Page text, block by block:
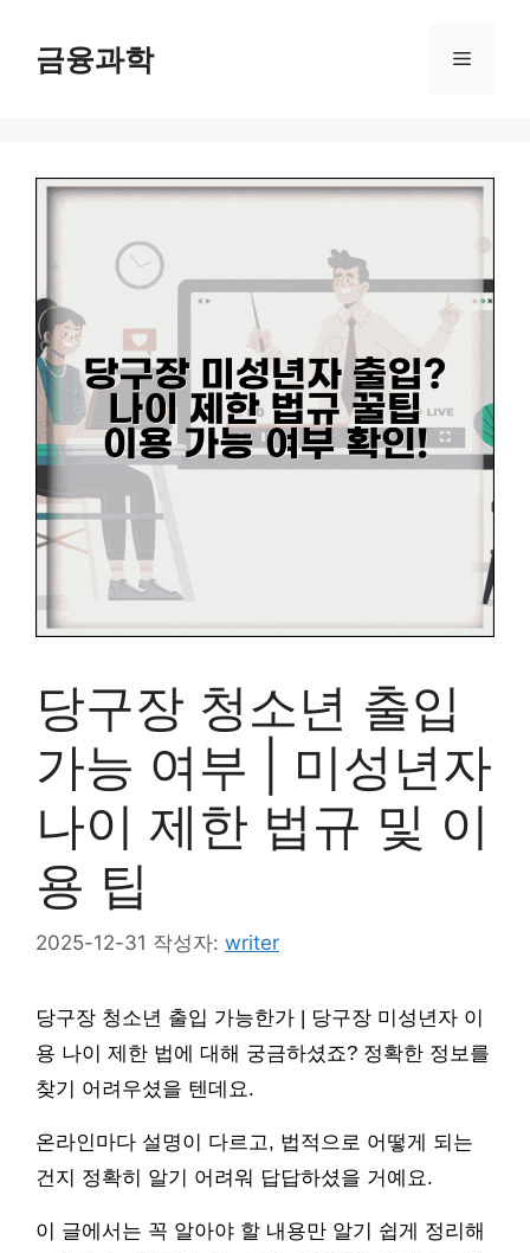
금융과학 메
당구장 청소년 출입
가능 여부 | 미성년자
나이 제한 법규 및 이
용 팁
2025-12-31 작성자: writer
당구장 청소년 출입 가능한가 | 당구장 미성년자 이
용 나이 제한 법에 대해 궁금하셨죠? 정확한 정보를
찾기 어려우셨을 텐데요.
온라인마다 설명이 다르고, 법적으로 어떻게 되는
건지 정확히 알기 어려워 답답하셨을 거예요.
이 글에서는 꼭 알아야 할 내용만 알기 쉽게 정리해